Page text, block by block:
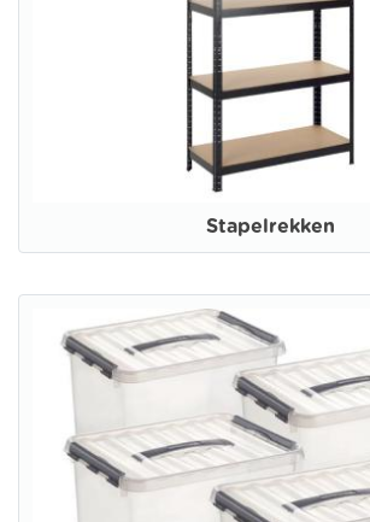
Stapelrekken